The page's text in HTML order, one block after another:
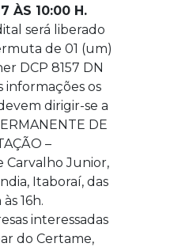
ÀS 10:00 H.
será liberado
de 01 (um)
DCP 8157 DN
informações os
dirigir-se a
DE
–
Carvalho Junior,
Itaboraí, das
às 16h.
interessadas
do Certame,